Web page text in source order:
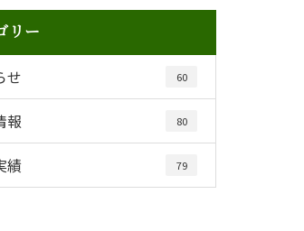
リー
せ 60
報 80
績 79